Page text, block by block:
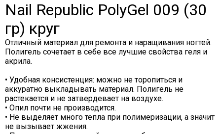
Nail Republic PolyGel 009 (30
гр) круг
Отличный материал для ремонта и наращивания ногтей.
Полигель сочетает в себе все лучшие свойства геля и
акрила.
• Удобная консистенция: можно не торопиться и
аккуратно выкладывать материал. Полигель не
растекается и не затвердевает на воздухе.
• Опил почти не производится.
• Не выделяет много тепла при полимеризации, а значит
не вызывает жжения.